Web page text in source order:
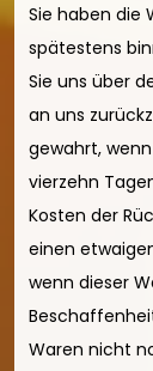
Sie haben die
spätestens
Sie uns über
an uns
gewahrt,
vierzehn
Kosten der
einen
wenn dieser
Waren nicht